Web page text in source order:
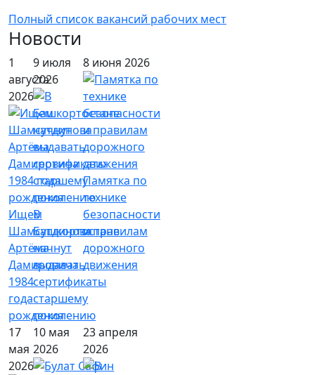
Полный список вакансий рабочих мест
Новости
1
августа
2026
Ищем
Шамсутдинова
Артёма
Дамировича
1984
года
рождения
9 июля
2026
В
Башкортостане
начнут
выдавать
сертификаты
старшему
поколению
8 июня 2026
Памятка по
технике
безопасности
и правилам
дорожного
движения
17
мая
2026
10 мая
2026
23 апреля
2026